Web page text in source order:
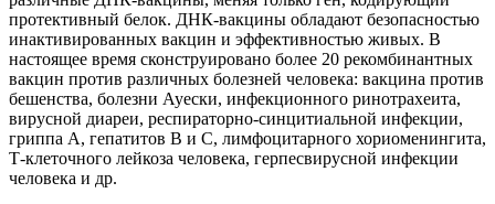
протективный белок. ДНК-вакцины обладают безопасностью
инактивированных вакцин и эффективностью живых. В
настоящее время сконструировано более 20 рекомбинантных
вакцин против различных болезней человека: вакцина против
бешенства, болезни Ауески, инфекционного ринотрахеита,
вирусной диареи, респираторно-синцитиальной инфекции,
гриппа А, гепатитов В и С, лимфоцитарного хориоменингита,
Т-клеточного лейкоза человека, герпесвирусной инфекции
человека и др.